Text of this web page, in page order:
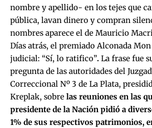
nombre y apellido- en los tejes que
pública, lavan dinero y compran
nombres aparece el de Mauricio
Días atrás, el premiado Alconada
judicial: “Sí, lo ratifico”. La frase fue
pregunta de las autoridades del
Correccional Nº 3 de La Plata,
Kreplak, sobre las reuniones en las
presidente de la Nación pidió a
1% de sus respectivos patrimonios,